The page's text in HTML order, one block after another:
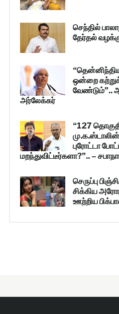
செந்தில்
தேர்தல்
ஒன்றை
வேண்டும்”..
அர்லேக்கர்
“127
புரோட்டா
மறந்துவிட்டீர்களா?”.. –
செருப்பு
சிக்கிய
ஊற்றிய